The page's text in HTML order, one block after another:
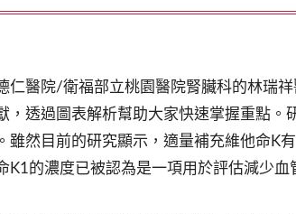
仁醫院/衛福部立桃園醫院腎臟科的林瑞
，透過圖表解析幫助大家快速掌握重點
雖然目前的研究顯示，適量補充維他命K
的濃度已被認為是一項用於評估減少血